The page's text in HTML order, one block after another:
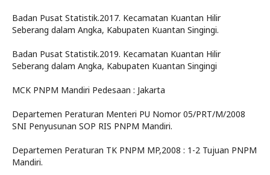
Badan Pusat Statistik.2017. Kecamatan Kuantan Hilir
Seberang dalam Angka, Kabupaten Kuantan Singingi.
Badan Pusat Statistik.2019. Kecamatan Kuantan Hilir
Seberang dalam Angka, Kabupaten Kuantan Singingi
MCK PNPM Mandiri Pedesaan : Jakarta
Departemen Peraturan Menteri PU Nomor 05/PRT/M/2008
SNI Penyusunan SOP RIS PNPM Mandiri.
Departemen Peraturan TK PNPM MP,2008 : 1-2 Tujuan PNPM
Mandiri.